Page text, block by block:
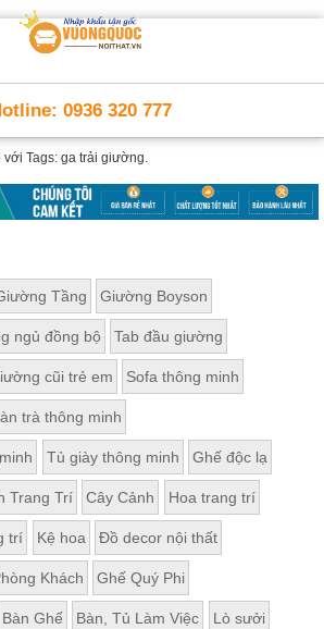
0936 320 777
với Tags: ga trải giường.
Tầng Giường Boyson
ngủ đồng bộ Tab đầu giường
cũi trẻ em Sofa thông minh
trà thông minh
Tủ giày thông minh Ghế độc lạ
Trang Trí Cây Cảnh Hoa trang trí
trí Kệ hoa Đồ decor nội thất
Khách Ghế Quý Phi
Bàn Ghế Bàn, Tủ Làm Việc Lò sưởi